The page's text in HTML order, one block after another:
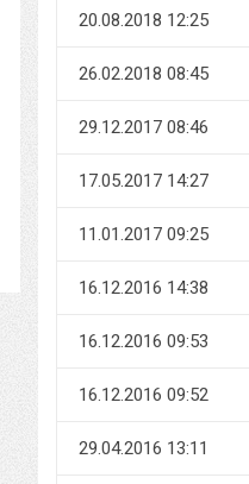
20.08.2018 12:25
26.02.2018 08:45
29.12.2017 08:46
17.05.2017 14:27
11.01.2017 09:25
16.12.2016 14:38
16.12.2016 09:53
16.12.2016 09:52
29.04.2016 13:11